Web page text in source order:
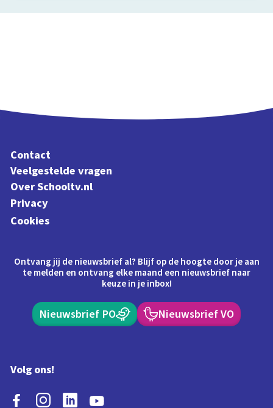
Contact
Veelgestelde vragen
Over Schooltv.nl
Privacy
Cookies
Ontvang jij de nieuwsbrief al? Blijf op de hoogte door je aan
te melden en ontvang elke maand een nieuwsbrief naar
keuze in je inbox!
Nieuwsbrief PO Nieuwsbrief VO
Volg ons!